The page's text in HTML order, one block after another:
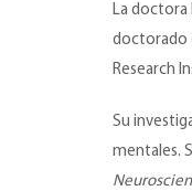
La doctora
doctorado
Research
Su
mentales.